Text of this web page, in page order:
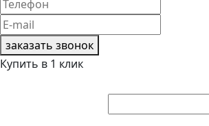
заказать звонок
Купить в 1 клик